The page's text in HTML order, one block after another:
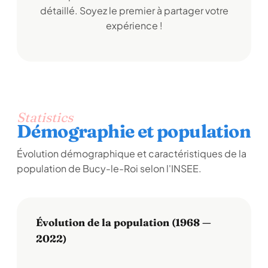
détaillé. Soyez le premier à partager votre
expérience !
Statistics
Démographie et population
Évolution démographique et caractéristiques de la
population de Bucy-le-Roi selon l'INSEE.
Évolution de la population (1968 —
2022)